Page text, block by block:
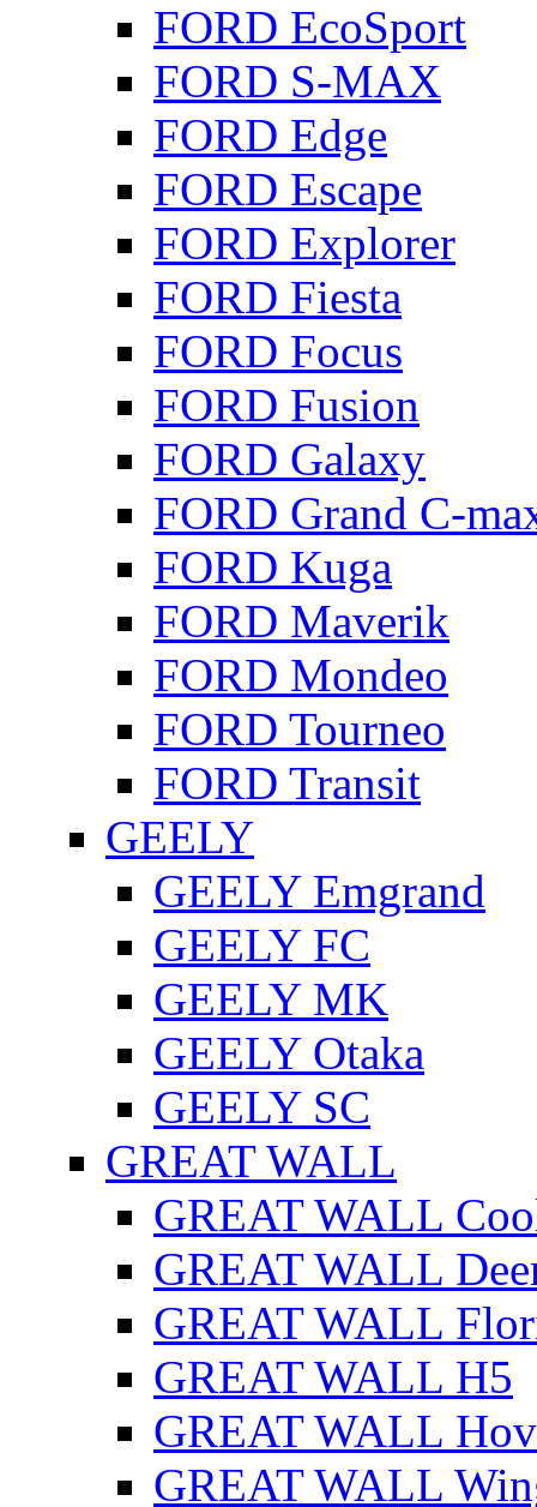
FORD EcoSport
FORD S-MAX
FORD Edge
FORD Escape
FORD Explorer
FORD Fiesta
FORD Focus
FORD Fusion
FORD Galaxy
FORD Grand C-
FORD Kuga
FORD Maverik
FORD Mondeo
FORD Tourneo
FORD Transit
GEELY
GEELY Emgrand
GEELY FC
GEELY MK
GEELY Otaka
GEELY SC
GREAT WALL
GREAT WALL
GREAT WALL
GREAT WALL
GREAT WALL H5
GREAT WALL
GREAT WALL